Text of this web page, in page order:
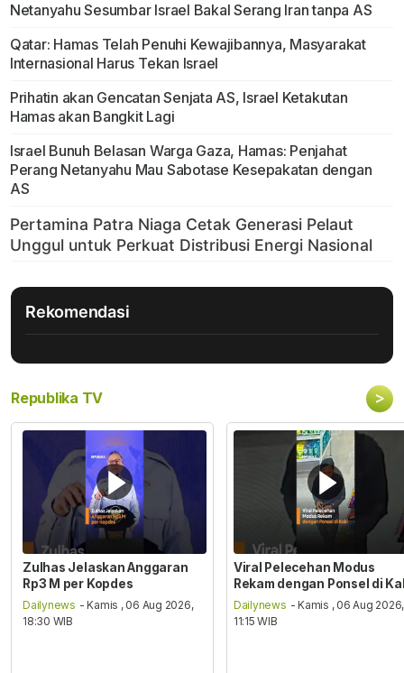
Netanyahu Sesumbar Israel Bakal Serang Iran tanpa AS
Qatar: Hamas Telah Penuhi Kewajibannya, Masyarakat
Internasional Harus Tekan Israel
Prihatin akan Gencatan Senjata AS, Israel Ketakutan
Hamas akan Bangkit Lagi
Israel Bunuh Belasan Warga Gaza, Hamas: Penjahat
Perang Netanyahu Mau Sabotase Kesepakatan dengan
AS
Rekomendasi
Republika TV >
Zulhas Jelaskan Anggaran
Rp3 M per Kopdes
Dailynews - Kamis , 06 Aug 2026,
18:30 WIB
Viral Pelecehan Modus
Rekam dengan Ponsel di
Dailynews - Kamis , 06 Aug 2026,
11:15 WIB